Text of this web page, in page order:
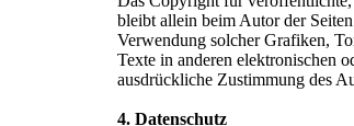
bleibt allein beim Autor der
Verwendung solcher Grafiken,
Texte in anderen elektronischen
ausdrückliche Zustimmung des
4. Datenschutz